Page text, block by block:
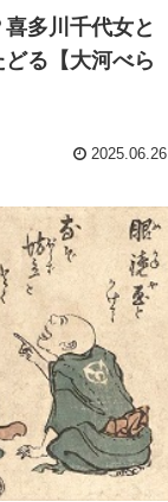
喜多川千代女と
る【大河べら
2025.06.26